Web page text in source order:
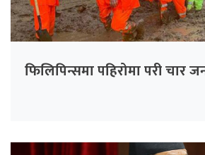
फिलिपिन्समा पहिरोमा परी चार